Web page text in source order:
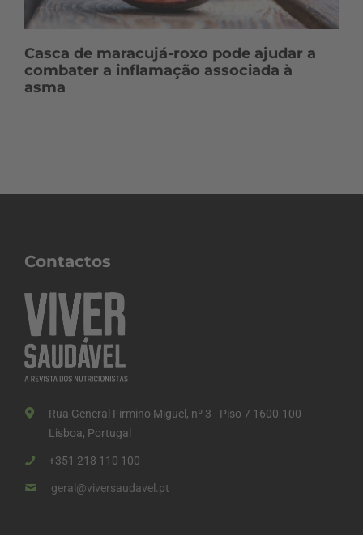
Casca de maracujá-roxo pode ajudar a
combater a inflamação associada à
asma
Contactos
Rua General Firmino Miguel, nº 3 - Piso 7 1600-100
Lisboa, Portugal
+351 218 110 100
geral@viversaudavel.pt